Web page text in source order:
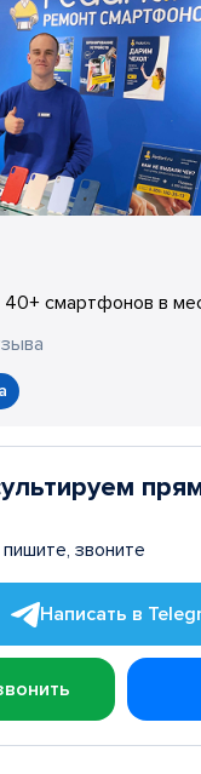
40+ смартфонов в
звоните
Написать в